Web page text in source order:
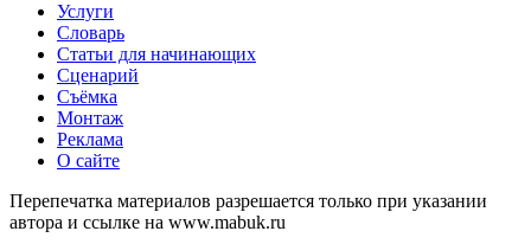
Услуги
Словарь
Статьи для начинающих
Сценарий
Съёмка
Монтаж
Реклама
О сайте
Перепечатка материалов разрешается только при указании
автора и ссылке на www.mabuk.ru